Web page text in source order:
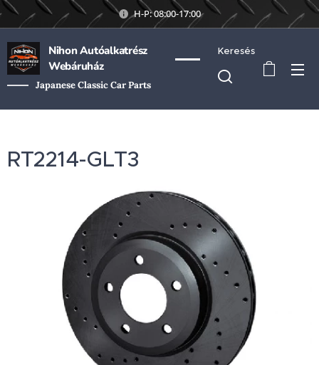
H-P: 08:00-17:00
Nihon Autóalkatrész
Webáruház
Japanese Classic Car Parts
Keresés
RT2214-GLT3